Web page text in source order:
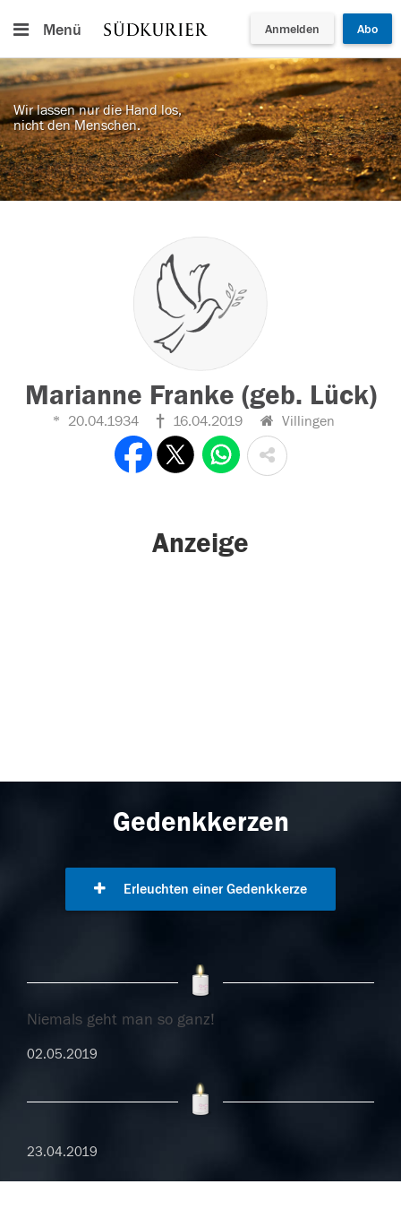
Menü Anmelden Abo
Wir lassen nur die Hand los,
nicht den Menschen.
Marianne Franke (geb. Lück)
20.04.1934 16.04.2019 Villingen
Anzeige
Gedenkkerzen
Erleuchten einer Gedenkkerze
Niemals geht man so ganz!
02.05.2019
23.04.2019